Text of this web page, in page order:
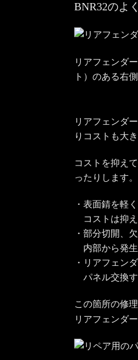
BNR32のよ
リアフェンダ
ト）のある右
リアフェンダ
りコストも大
コストを抑え
ったりします。
・表面錆を軽
コストは抑
・部分切開、
内部から発
・リアフェン
パネル交換
この箇所の修
リアフェンダ